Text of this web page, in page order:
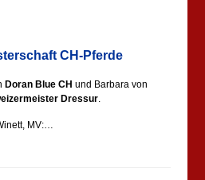
CH-Pferde
Doran Blue CH und Barbara von
Dressur.
MV:…